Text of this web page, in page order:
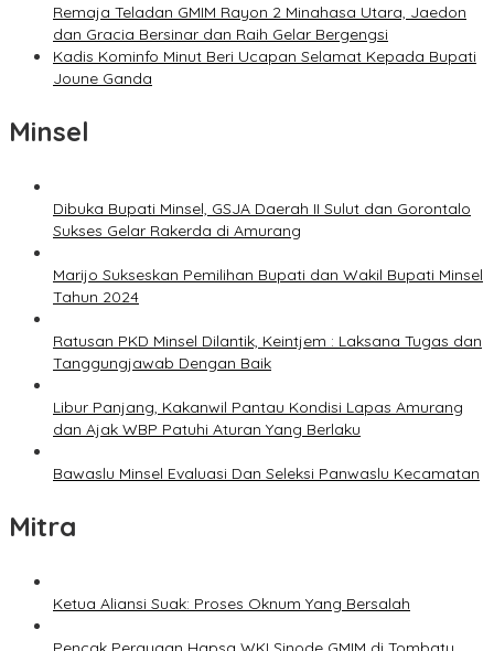
Remaja Teladan GMIM Rayon 2 Minahasa Utara, Jaedon
dan Gracia Bersinar dan Raih Gelar Bergengsi
Kadis Kominfo Minut Beri Ucapan Selamat Kepada Bupati
Joune Ganda
Minsel
Dibuka Bupati Minsel, GSJA Daerah II Sulut dan Gorontalo
Sukses Gelar Rakerda di Amurang
Marijo Sukseskan Pemilihan Bupati dan Wakil Bupati Minsel
Tahun 2024
Ratusan PKD Minsel Dilantik, Keintjem : Laksana Tugas dan
Tanggungjawab Dengan Baik
Libur Panjang, Kakanwil Pantau Kondisi Lapas Amurang
dan Ajak WBP Patuhi Aturan Yang Berlaku
Bawaslu Minsel Evaluasi Dan Seleksi Panwaslu Kecamatan
Mitra
Ketua Aliansi Suak: Proses Oknum Yang Bersalah